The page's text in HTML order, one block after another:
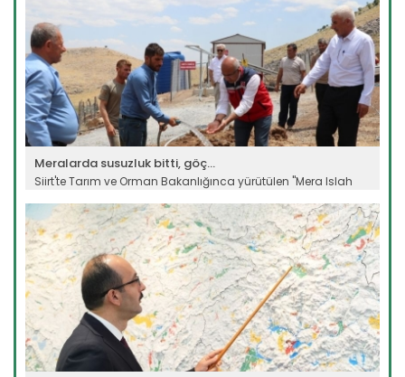
Meralarda susuzluk bitti, göç...
Siirt'te Tarım ve Orman Bakanlığınca yürütülen "Mera Islah
Devamını Oku ->